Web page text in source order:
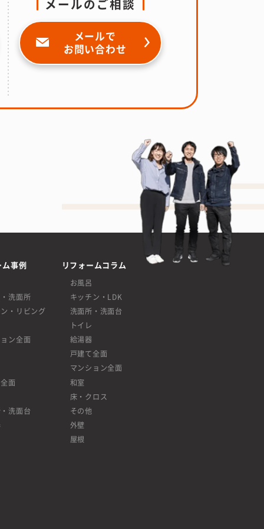
メールのご相談
メールで
お問い合わせ
ム事例
洗面所
・リビング
ン全面
面
洗面台
リフォームコラム
お風呂
キッチン・LDK
洗面所・洗面台
トイレ
給湯器
戸建て全面
マンション全面
和室
床・クロス
その他
外壁
屋根